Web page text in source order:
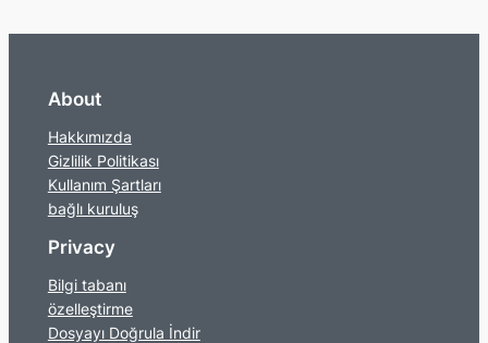
About
Hakkımızda
Gizlilik Politikası
Kullanım Şartları
bağlı kuruluş
Privacy
Bilgi tabanı
özelleştirme
Dosyayı Doğrula İndir